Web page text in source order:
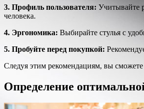
3. Профиль пользователя: Учитывайте
человека.
4. Эргономика: Выбирайте стулья с
5. Пробуйте перед покупкой:
Следуя этим рекомендациям, вы
Определение